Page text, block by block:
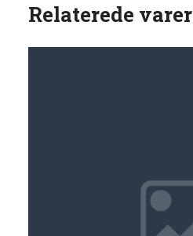
Relaterede varer